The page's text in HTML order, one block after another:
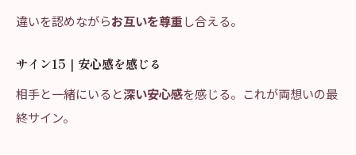
違いを認めながらお互いを尊重し合える。
サイン15｜安心感を感じる
相手と一緒にいると深い安心感を感じる。これが両想いの最
終サイン。